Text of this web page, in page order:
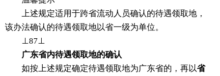
上述规定适用于跨省流动人员确认的待遇领取地，
该办法确认的待遇领取地以省一级为单位。
⊥87⊥
广东省内待遇领取地的确认
如按上述规定确定待遇领取地为广东省的，再以省